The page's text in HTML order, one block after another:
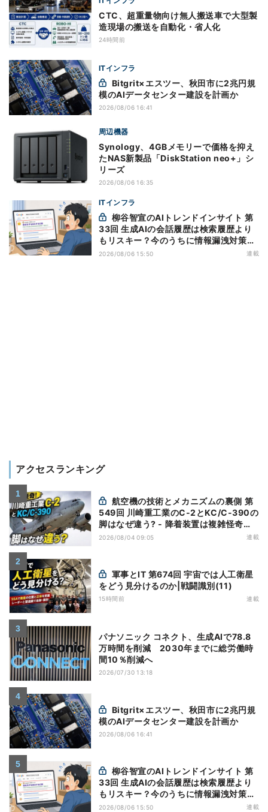
CTC、超重量物向け無人搬送車で大型製
造現場の搬送を自動化・省人化
24時間前
ITインフラ
模のAIデータセンター建設を計画か
2026/08/06 16:41
周辺機器
Synology、4GBメモリーで価格を抑え
たNAS新製品「DiskStation neo+」シ
リーズ
2026/08/06 16:35
ITインフラ
33回 生成AIの会話履歴は検索履歴より
もリスキー？今のうちに情報漏洩対策を
万全にしておこう
2026/08/06 15:50 連載
アクセスランキング
549回 川崎重工業のC-2とKC/C-390の
脚はなぜ違う? - 降着装置は複雑怪奇
(5)|軍用輸送機(10)
2026/08/04 09:05 連載
をどう見分けるのか|戦闘識別(11)
15時間前 連載
パナソニック コネクト、生成AIで78.8
万時間を削減 2030年までに総労働時
間10％削減へ
2026/07/30 13:18
模のAIデータセンター建設を計画か
2026/08/06 16:41
33回 生成AIの会話履歴は検索履歴より
もリスキー？今のうちに情報漏洩対策を
万全にしておこう
2026/08/06 15:50 連載